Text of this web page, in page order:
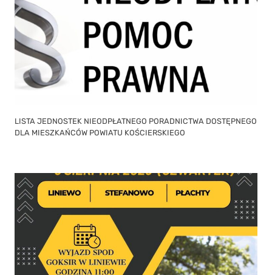
LISTA JEDNOSTEK NIEODPŁATNEGO PORADNICTWA DOSTĘPNEGO
DLA MIESZKAŃCÓW POWIATU KOŚCIERSKIEGO